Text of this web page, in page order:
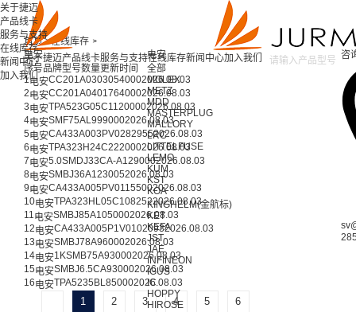
关于捷迈产品线卡服务与支持在线库存新闻中心加入我们
关于捷迈
产品线卡
服务与支持
在线库存
新闻中心
加入我们
首页 >在线库存 >
咨
电安
电安
全部
MOLEX
METZ
MDD
MASTERPLUG
MALLORY
LRC
LITTELFUSE
LEMO
KUM
KST
KOA
KINGHELM(金航标)
KET
KEFA
JST
JAE
INFINEON
IGUS
IC
HOPPY
HIROSE
序号品牌型号数量更新时间
1电安CC201A03030540002026.08.03
2电安CC201A04017640002026.08.03
3电安TPA523G05C11200002026.08.03
4电安SMF75AL9990002026.08.03
5电安CA433A003PV02829552026.08.03
6电安TPA323H24C2220002026.08.03
7电安5.0SMDJ33CA-A1290002026.08.03
8电安SMBJ36A1230052026.08.03
9电安CA433A005PV01155002026.08.03
10电安TPA323HL05C1082522026.08.03
11电安SMBJ85A1050002026.08.03
12电安CA433A005P1V01020932026.08.03
13电安SMBJ78A960002026.08.03
14电安1KSMB75A930002026.08.03
15电安SMBJ6.5CA930002026.08.03
16电安TPA5235BL850002026.08.03
1 2 3 4 5 6